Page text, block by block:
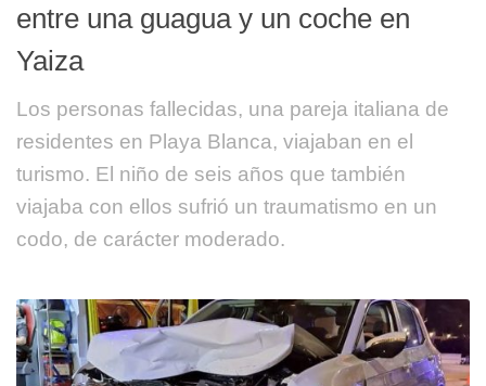
entre una guagua y un coche en
Yaiza
Los personas fallecidas, una pareja italiana de
residentes en Playa Blanca, viajaban en el
turismo. El niño de seis años que también
viajaba con ellos sufrió un traumatismo en un
codo, de carácter moderado.